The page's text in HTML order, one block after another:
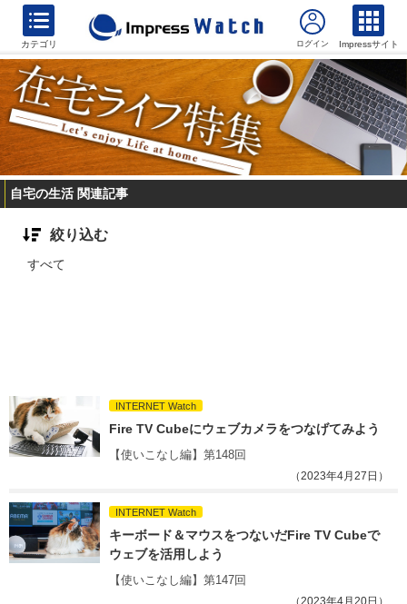
カテゴリ Impressサイト
自宅の生活 関連記事
絞り込む
すべて
INTERNET Watch
Fire TV Cubeにウェブカメラをつなげてみよう
【使いこなし編】第148回
（2023年4月27日）
INTERNET Watch
キーボード＆マウスをつないだFire TV Cubeで
ウェブを活用しよう
【使いこなし編】第147回
（2023年4月20日）